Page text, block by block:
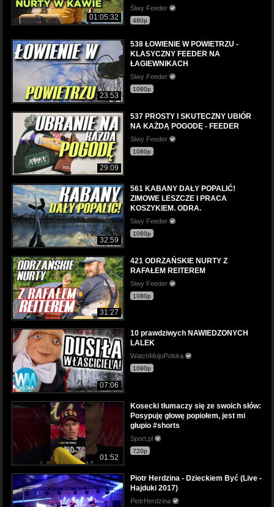
01:05:32
Siwy Feeder
480p
23:53
538 ŁOWIENIE W POWIETRZU -
KLASYCZNY FEEDER NA
ŁAGIEWNIKACH
Siwy Feeder
1080p
29:09
537 PROSTY I SKUTECZNY UBIÓR
NA KAŻDĄ POGODĘ - FEEDER
Siwy Feeder
1080p
32:59
561 KABANY DAŁY POPALIĆ!
ZIMOWE LESZCZE I PRACA
KOSZYKIEM. ODRA.
Siwy Feeder
1080p
31:27
421 ODRZAŃSKIE NURTY Z
RAFAŁEM REITEREM
Siwy Feeder
1080p
07:06
10 prawdziwych NAWIEDZONYCH
LALEK
WatchMojoPolska
1080p
01:52
Kosecki tłumaczy się ze swoich słów:
Posypuję głowę popiołem, jest mi
głupio #shorts
Sport.pl
720p
Piotr Herdzina - Dzieckiem Być (Live -
Hajduki 2017)
PiotrHerdzina